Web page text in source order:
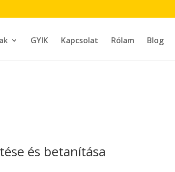
GYIK Kapcsolat Rólam Blog
és betanítása